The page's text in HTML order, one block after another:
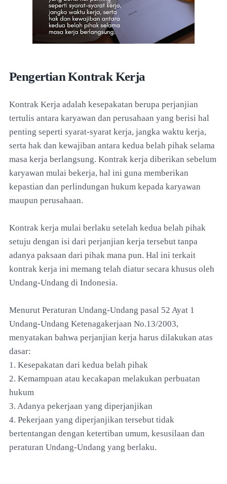
Pengertian Kontrak Kerja
Kontrak Kerja adalah kesepakatan berupa perjanjian
tertulis antara karyawan dan perusahaan yang berisi hal
penting seperti syarat-syarat kerja, jangka waktu kerja,
serta hak dan kewajiban antara kedua belah pihak selama
masa kerja berlangsung. Kontrak kerja diberikan sebelum
karyawan mulai bekerja, hal ini guna memberikan
kepastian dan perlindungan hukum kepada karyawan
maupun perusahaan.
Kontrak kerja mulai berlaku setelah kedua belah pihak
setuju dengan isi dari perjanjian kerja tersebut tanpa
adanya paksaan dari pihak mana pun. Hal ini terkait
kontrak kerja ini memang telah diatur secara khusus oleh
Undang-Undang di Indonesia.
Menurut Peraturan Undang-Undang pasal 52 Ayat 1
Undang-Undang Ketenagakerjaan No.13/2003,
menyatakan bahwa perjanjian kerja harus dilakukan atas
dasar:
1. Kesepakatan dari kedua belah pihak
2. Kemampuan atau kecakapan melakukan perbuatan
hukum
3. Adanya pekerjaan yang diperjanjikan
4. Pekerjaan yang diperjanjikan tersebut tidak
bertentangan dengan ketertiban umum, kesusilaan dan
peraturan Undang-Undang yang berlaku.